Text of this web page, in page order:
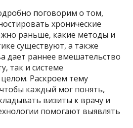
поговорим о том,
хронические
раньше, какие методы и
существуют, а также
дает раннее вмешательство
так и системе
Раскроем тему
каждый мог понять,
визиты к врачу и
помогают выявлять